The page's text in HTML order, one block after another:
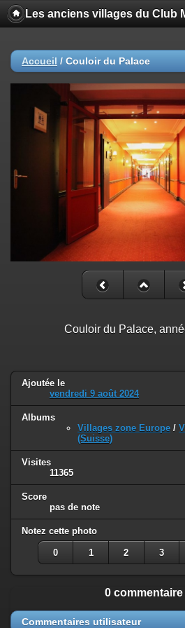
Les anciens villages du Club
Accueil / Couloir du Palace
Couloir du Palace,
Ajoutée le
vendredi 9 août 2024
Albums
Villages zone Europe /
(Suisse)
Visites
11365
Score
pas de note
Notez cette photo
0 1 2 3
0 commentaire
Commentaires utilisateur